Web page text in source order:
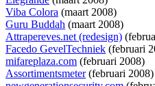
Viba Colora (maart 2008)
Guru Buddah (maart 2008)
Attrapereves.net (redesign)
Facedo GevelTechniek (februari
mifareplaza.com (februari 2008)
Assortimentsmeter(februari 2008)